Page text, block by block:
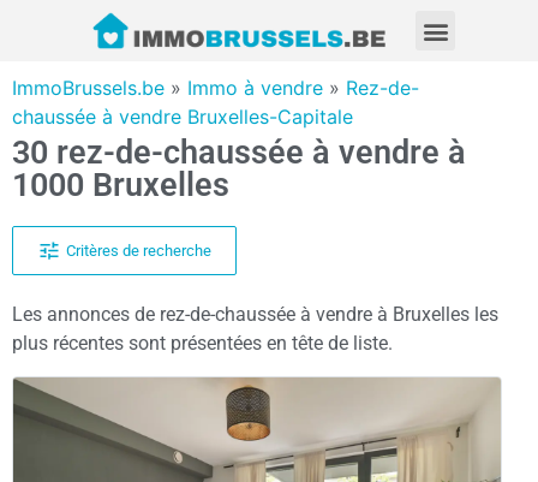
ImmoBrussels.be » Immo à vendre » Rez-de-
chaussée à vendre Bruxelles-Capitale
30 rez-de-chaussée à vendre à
1000 Bruxelles
Critères de recherche
Les annonces de rez-de-chaussée à vendre à Bruxelles les
plus récentes sont présentées en tête de liste.